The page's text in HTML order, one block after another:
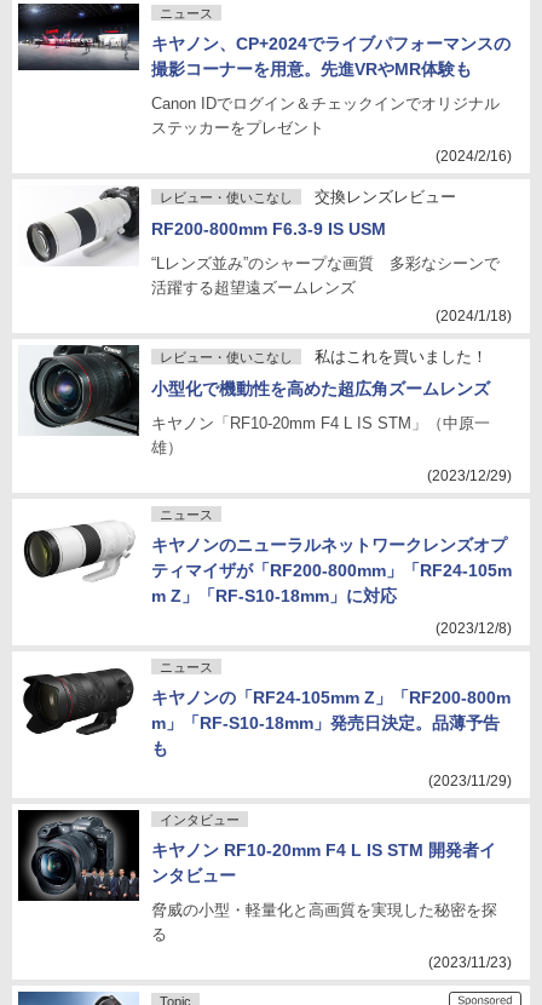
ニュース
キヤノン、CP+2024でライブパフォーマンスの
撮影コーナーを用意。先進VRやMR体験も
Canon IDでログイン＆チェックインでオリジナル
ステッカーをプレゼント
(2024/2/16)
レビュー・使いこなし 交換レンズレビュー
RF200-800mm F6.3-9 IS USM
“Lレンズ並み”のシャープな画質 多彩なシーンで
活躍する超望遠ズームレンズ
(2024/1/18)
レビュー・使いこなし 私はこれを買いました！
小型化で機動性を高めた超広角ズームレンズ
キヤノン「RF10-20mm F4 L IS STM」（中原一
雄）
(2023/12/29)
ニュース
キヤノンのニューラルネットワークレンズオプ
ティマイザが「RF200-800mm」「RF24-105m
m Z」「RF-S10-18mm」に対応
(2023/12/8)
ニュース
キヤノンの「RF24-105mm Z」「RF200-800m
m」「RF-S10-18mm」発売日決定。品薄予告
も
(2023/11/29)
インタビュー
キヤノン RF10-20mm F4 L IS STM 開発者イ
ンタビュー
脅威の小型・軽量化と高画質を実現した秘密を探
る
(2023/11/23)
Topic